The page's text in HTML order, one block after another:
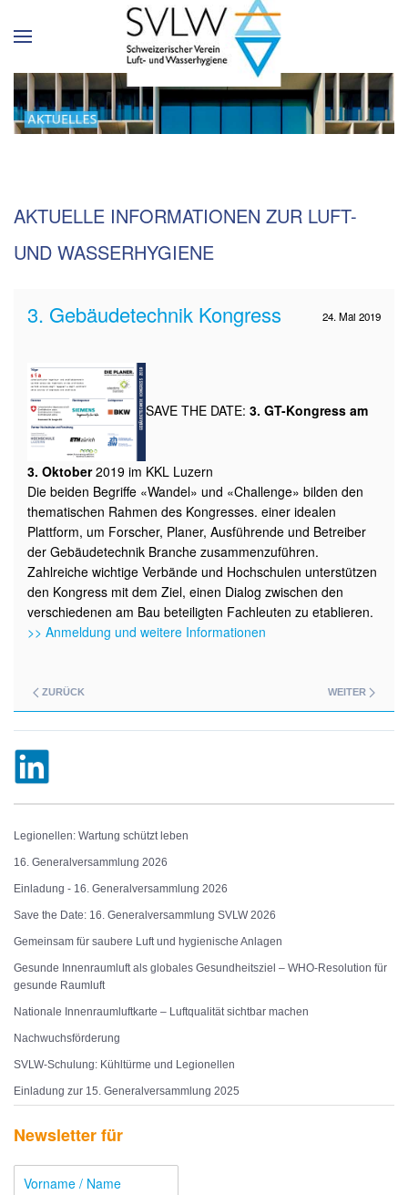
AKTUELLE INFORMATIONEN ZUR LUFT-
UND WASSERHYGIENE
3. Gebäudetechnik Kongress 24. Mai 2019
SAVE THE DATE: 3. GT-Kongress am
3. Oktober2019 im KKL Luzern
Die beiden Begriffe «Wandel» und «Challenge» bilden den
thematischen Rahmen des Kongresses. einer idealen
Plattform, um Forscher, Planer, Ausführende und Betreiber
der Gebäudetechnik Branche zusammenzuführen.
Zahlreiche wichtige Verbände und Hochschulen unterstützen
den Kongress mit dem Ziel, einen Dialog zwischen den
verschiedenen am Bau beteiligten Fachleuten zu etablieren.
>> Anmeldung und weitere Informationen
ZURÜCK WEITER
Legionellen: Wartung schützt leben
16. Generalversammlung 2026
Einladung - 16. Generalversammlung 2026
Save the Date: 16. Generalversammlung SVLW 2026
Gemeinsam für saubere Luft und hygienische Anlagen
Gesunde Innenraumluft als globales Gesundheitsziel – WHO-Resolution für
gesunde Raumluft
Nationale Innenraumluftkarte – Luftqualität sichtbar machen
Nachwuchsförderung
SVLW-Schulung: Kühltürme und Legionellen
Einladung zur 15. Generalversammlung 2025
Newsletter für